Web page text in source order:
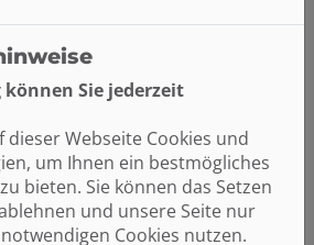
mit CONEL CLEAR
CLEAR PRO
Vorteile von weichem Wasser
Sie jederzeit
Webseite Cookies und
um Ihnen ein bestmögliches
bieten. Sie können das Setzen
und unsere Seite nur
Cookies nutzen.